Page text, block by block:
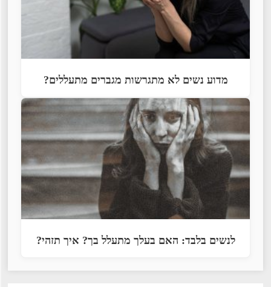
מדוע נשים לא מתגרשות מגברים מתעללים?
לנשים בלבד: האם בעלך מתעלל בך? איך תזהי?